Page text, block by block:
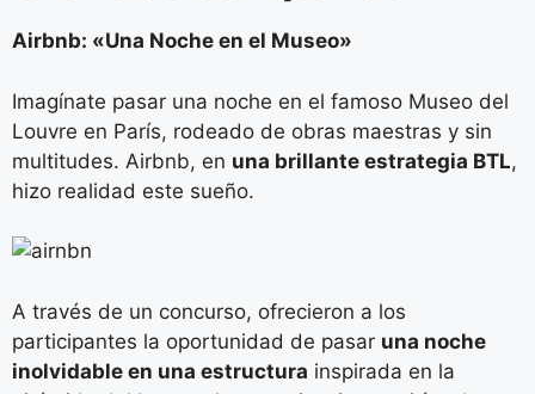
Airbnb: «Una Noche en el Museo»
Imagínate pasar una noche en el famoso Museo del
Louvre en París, rodeado de obras maestras y sin
multitudes. Airbnb, en una brillante estrategia BTL,
hizo realidad este sueño.
A través de un concurso, ofrecieron a los
participantes la oportunidad de pasar una noche
inolvidable en una estructura inspirada en la